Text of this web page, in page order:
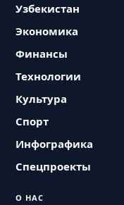
Узбекистан
Экономика
Финансы
Технологии
Культура
Спорт
Инфографика
Спецпроекты
О НАС